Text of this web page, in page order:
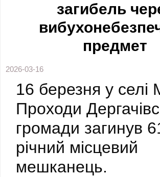
загибель
предмет
2026-03-16
16 березня у селі
Проходи
громади загинув
річний місцевий
мешканець.